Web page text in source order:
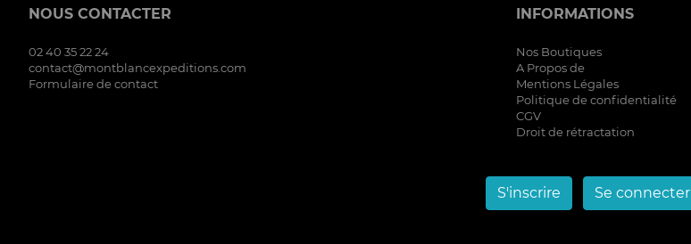
NOUS CONTACTER
02 40 35 22 24
contact@montblancexpeditions.com
Formulaire de contact
INFORMATIONS
Nos Boutiques
A Propos de
Mentions Légales
Politique de confidentialité
CGV
Droit de rétractation
S'inscrire Se connecter